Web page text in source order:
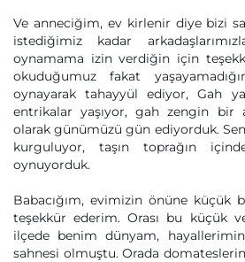
Ve anneciğim, ev kirlenir diye bizi
istediğimiz kadar
oynamama izin verdiğin için
okuduğumuz fakat
oynayarak tahayyül ediyor, Gah
entrikalar yaşıyor, gah zengin bir
olarak günümüzü gün ediyorduk.
kurguluyor, taşın toprağın
oynuyorduk.
Babacığım, evimizin önüne küçük
teşekkür ederim. Orası bu küçük
ilçede benim dünyam,
sahnesi olmuştu. Orada